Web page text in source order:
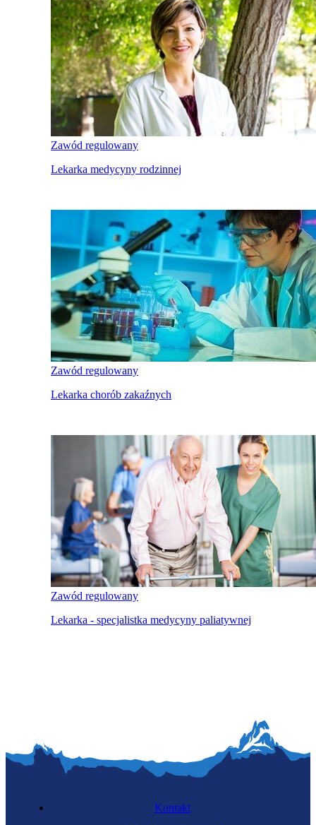
Zawód regulowany
Lekarka medycyny rodzinnej
Zawód regulowany
Lekarka chorób zakaźnych
Zawód regulowany
Lekarka - specjalistka medycyny paliatywnej
Kontakt